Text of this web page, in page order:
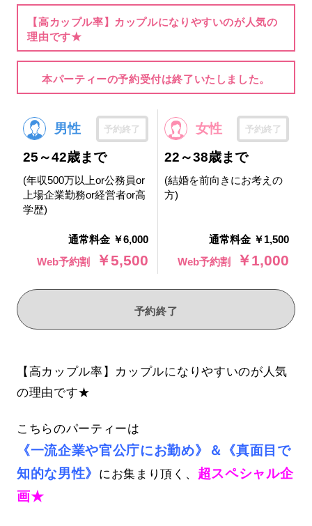
【高カップル率】カップルになりやすいのが人気の
理由です★
本パーティーの予約受付は終了いたしました。
男性 予約終了
25～42歳まで
(年収500万以上or公務員or
上場企業勤務or経営者or高
学歴)
通常料金 ￥6,000
Web予約割
￥5,500
女性 予約終了
22～38歳まで
(結婚を前向きにお考えの
方)
通常料金 ￥1,500
Web予約割
￥1,000
予約終了
【高カップル率】カップルになりやすいのが人気
の理由です★
こちらのパーティーは
《一流企業や官公庁にお勤め》＆《真面目で
知的な男性》 にお集まり頂く、 超スペシャル企
画★